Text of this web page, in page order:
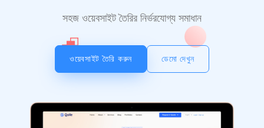
সহজ ওয়েবসাইট তৈরির নির্ভরযোগ্য সমাধান
ওয়েবসাইট তৈরি করুন ডেমো দেখুন